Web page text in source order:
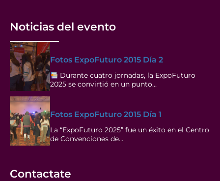
Noticias del evento
Fotos ExpoFuturo 2015 Día 2
Durante cuatro jornadas, la ExpoFuturo
2025 se convirtió en un punto…
Fotos ExpoFuturo 2015 Día 1
La “ExpoFuturo 2025” fue un éxito en el Centro
de Convenciones de…
Contactate